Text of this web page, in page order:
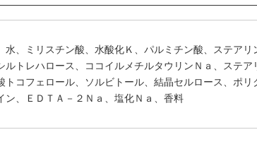
水、ミリスチン酸、水酸化Ｋ、パルミチン酸、ステア
ルトレハロース、ココイルメチルタウリンＮａ、ステ
トコフェロール、ソルビトール、結晶セルロース、ポ
ン、ＥＤＴＡ－２Ｎａ、塩化Ｎａ、香料